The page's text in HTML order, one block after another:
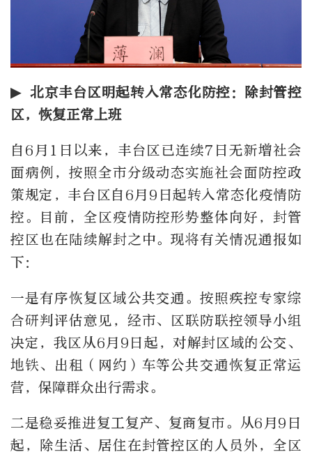
▶ 北京丰台区明起转入常态化防控：除封管控
区，恢复正常上班
自6月1日以来，丰台区已连续7日无新增社会
面病例，按照全市分级动态实施社会面防控政
策规定，丰台区自6月9日起转入常态化疫情防
控。目前，全区疫情防控形势整体向好，封管
控区也在陆续解封之中。现将有关情况通报如
下：
一是有序恢复区域公共交通。按照疾控专家综
合研判评估意见，经市、区联防联控领导小组
决定，我区从6月9日起，对解封区域的公交、
地铁、出租（网约）车等公共交通恢复正常运
营，保障群众出行需求。
二是稳妥推进复工复产、复商复市。从6月9日
起，除生活、居住在封管控区的人员外，全区